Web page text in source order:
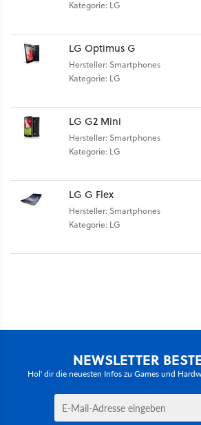
Kategorie: LG
LG Optimus G
Hersteller: Smartphones
Kategorie: LG
LG G2 Mini
Hersteller: Smartphones
Kategorie: LG
LG G Flex
Hersteller: Smartphones
Kategorie: LG
NEWSLETTER
Hol' dir die neuesten Infos zu Games und